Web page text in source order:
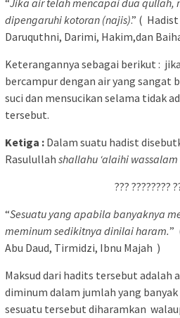
“Jika air telah mencapai dua qullah,
dipengaruhi kotoran (najis).” (
Daruquthni, Darimi, Hakim,dan
Keterangannya sebagai berikut :
bercampur dengan air yang sangat
suci dan mensucikan selama tidak
tersebut.
Ketiga : Dalam suatu hadist
Rasulullah shallahu ‘alaihi wassalam
??? ????????
“Sesuatu yang apabila banyaknya
meminum sedikitnya dinilai haram.”
Abu Daud, Tirmidzi, Ibnu Majah )
Maksud dari hadits tersebut adalah
diminum dalam jumlah yang
sesuatu tersebut diharamkan